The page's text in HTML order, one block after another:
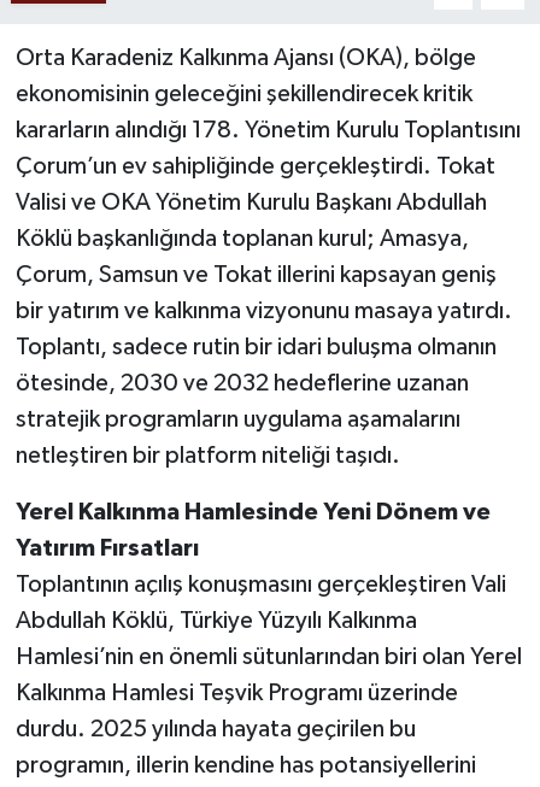
Orta Karadeniz Kalkınma Ajansı (OKA), bölge
ekonomisinin geleceğini şekillendirecek kritik
kararların alındığı 178. Yönetim Kurulu Toplantısını
Çorum’un ev sahipliğinde gerçekleştirdi. Tokat
Valisi ve OKA Yönetim Kurulu Başkanı Abdullah
Köklü başkanlığında toplanan kurul; Amasya,
Çorum, Samsun ve Tokat illerini kapsayan geniş
bir yatırım ve kalkınma vizyonunu masaya yatırdı.
Toplantı, sadece rutin bir idari buluşma olmanın
ötesinde, 2030 ve 2032 hedeflerine uzanan
stratejik programların uygulama aşamalarını
netleştiren bir platform niteliği taşıdı.
Yerel Kalkınma Hamlesinde Yeni Dönem ve
Yatırım Fırsatları
Toplantının açılış konuşmasını gerçekleştiren Vali
Abdullah Köklü, Türkiye Yüzyılı Kalkınma
Hamlesi’nin en önemli sütunlarından biri olan Yerel
Kalkınma Hamlesi Teşvik Programı üzerinde
durdu. 2025 yılında hayata geçirilen bu
programın, illerin kendine has potansiyellerini